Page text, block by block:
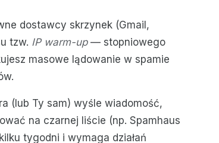
dostawcy skrzynek (Gmail,
tzw. IP warm-up— stopniowego
masowe lądowanie w spamie
(lub Ty sam) wyśle wiadomość,
na czarnej liście (np. Spamhaus
tygodni i wymaga działań